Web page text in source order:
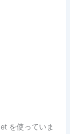
を使っていま